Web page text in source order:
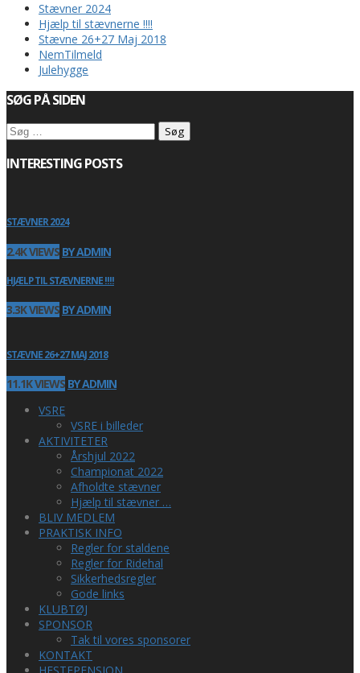
Stævner 2024
Hjælp til stævnerne !!!!
Stævne 26+27 Maj 2018
NemTilmeld
Julehygge
SØG PÅ SIDEN
Søg
efter:
INTERESTING POSTS
STÆVNER 2024
2.4K VIEWS BY ADMIN
HJÆLP TIL STÆVNERNE !!!!
3.3K VIEWS BY ADMIN
STÆVNE 26+27 MAJ 2018
11.1K VIEWS BY ADMIN
VSRE
VSRE i billeder
AKTIVITETER
Årshjul 2022
Championat 2022
Afholdte stævner
Hjælp til stævner …
BLIV MEDLEM
PRAKTISK INFO
Regler for staldene
Regler for Ridehal
Sikkerhedsregler
Gode links
KLUBTØJ
SPONSOR
Tak til vores sponsorer
KONTAKT